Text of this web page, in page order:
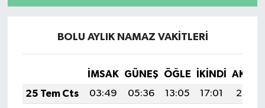
BOLU AYLIK NAMAZ VAKITLERI
İMSAK GÜNEŞ ÖĞLE İKINDI
25 Tem Cts
03:49 05:36 13:05 17:01
20:24